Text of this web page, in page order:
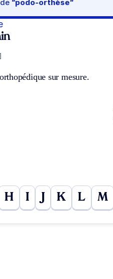
“podo-orthèse“
sur mesure.
H I K L M